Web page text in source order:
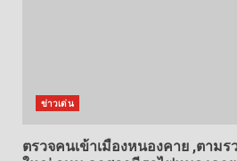
ข่าวเด่น
ตรวจคนเข้าเมืองหนองคาย ,ตาม